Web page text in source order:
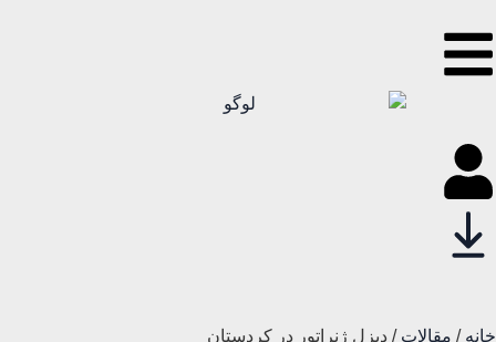
خانه / مقالات / دیزل ژنراتور در کردستان